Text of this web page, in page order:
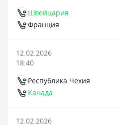
Швейцария
Франция
12.02.2026
18:40
Республика Чехия
Канада
12.02.2026